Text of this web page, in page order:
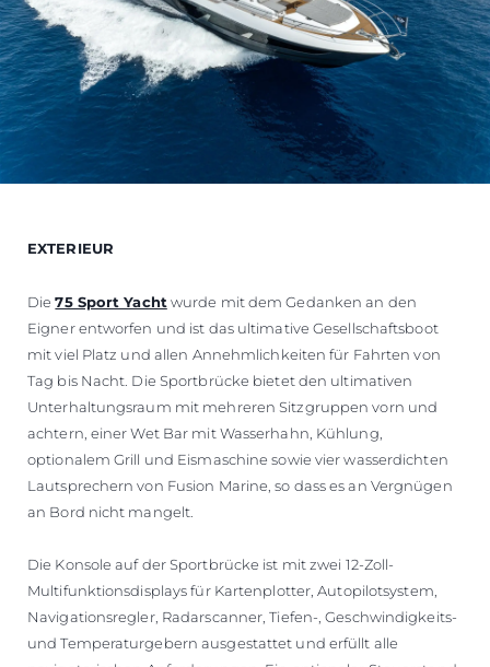
EXTERIEUR
Die75 Sport Yacht wurde mit dem Gedanken an den
Eigner entworfen und ist das ultimative Gesellschaftsboot
mit viel Platz und allen Annehmlichkeiten für Fahrten von
Tag bis Nacht. Die Sportbrücke bietet den ultimativen
Unterhaltungsraum mit mehreren Sitzgruppen vorn und
achtern, einer Wet Bar mit Wasserhahn, Kühlung,
optionalem Grill und Eismaschine sowie vier wasserdichten
Lautsprechern von Fusion Marine, so dass es an Vergnügen
an Bord nicht mangelt.
Die Konsole auf der Sportbrücke ist mit zwei 12-Zoll-
Multifunktionsdisplays für Kartenplotter, Autopilotsystem,
Navigationsregler, Radarscanner, Tiefen-, Geschwindigkeits-
und Temperaturgebern ausgestattet und erfüllt alle